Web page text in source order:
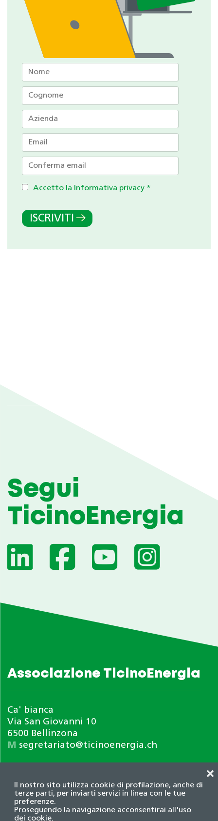
Il nostro sito utilizza cookie di profilazione, anche di
terze parti, per inviarti servizi in linea con le tue
preferenze.
Proseguendo la navigazione acconsentirai all'uso
dei cookie.
❌
Accetto la Informativa privacy *
ISCRIVITI
Segui
TicinoEnergia
Associazione TicinoEnergia
Ca' bianca
Via San Giovanni 10
6500 Bellinzona
M segretariato@ticinoenergia.ch